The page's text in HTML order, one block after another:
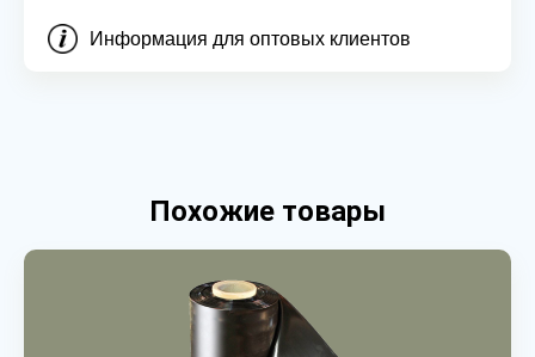
Информация для оптовых клиентов
Похожие товары